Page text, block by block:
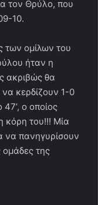
τον Θρύλο, που
10.
των ομίλων του
ήταν η
ακριβώς θα
να κερδίζουν 1-0
ο οποίος
κόρη του!!! Μία
να πανηγυρίσουν
ομάδες της